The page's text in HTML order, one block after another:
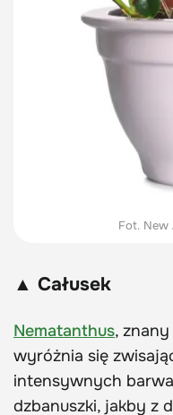
Fot.
▲ Całusek
Nematanthus,
wyróżnia się
intensywnych
dzbanuszki, jakby z